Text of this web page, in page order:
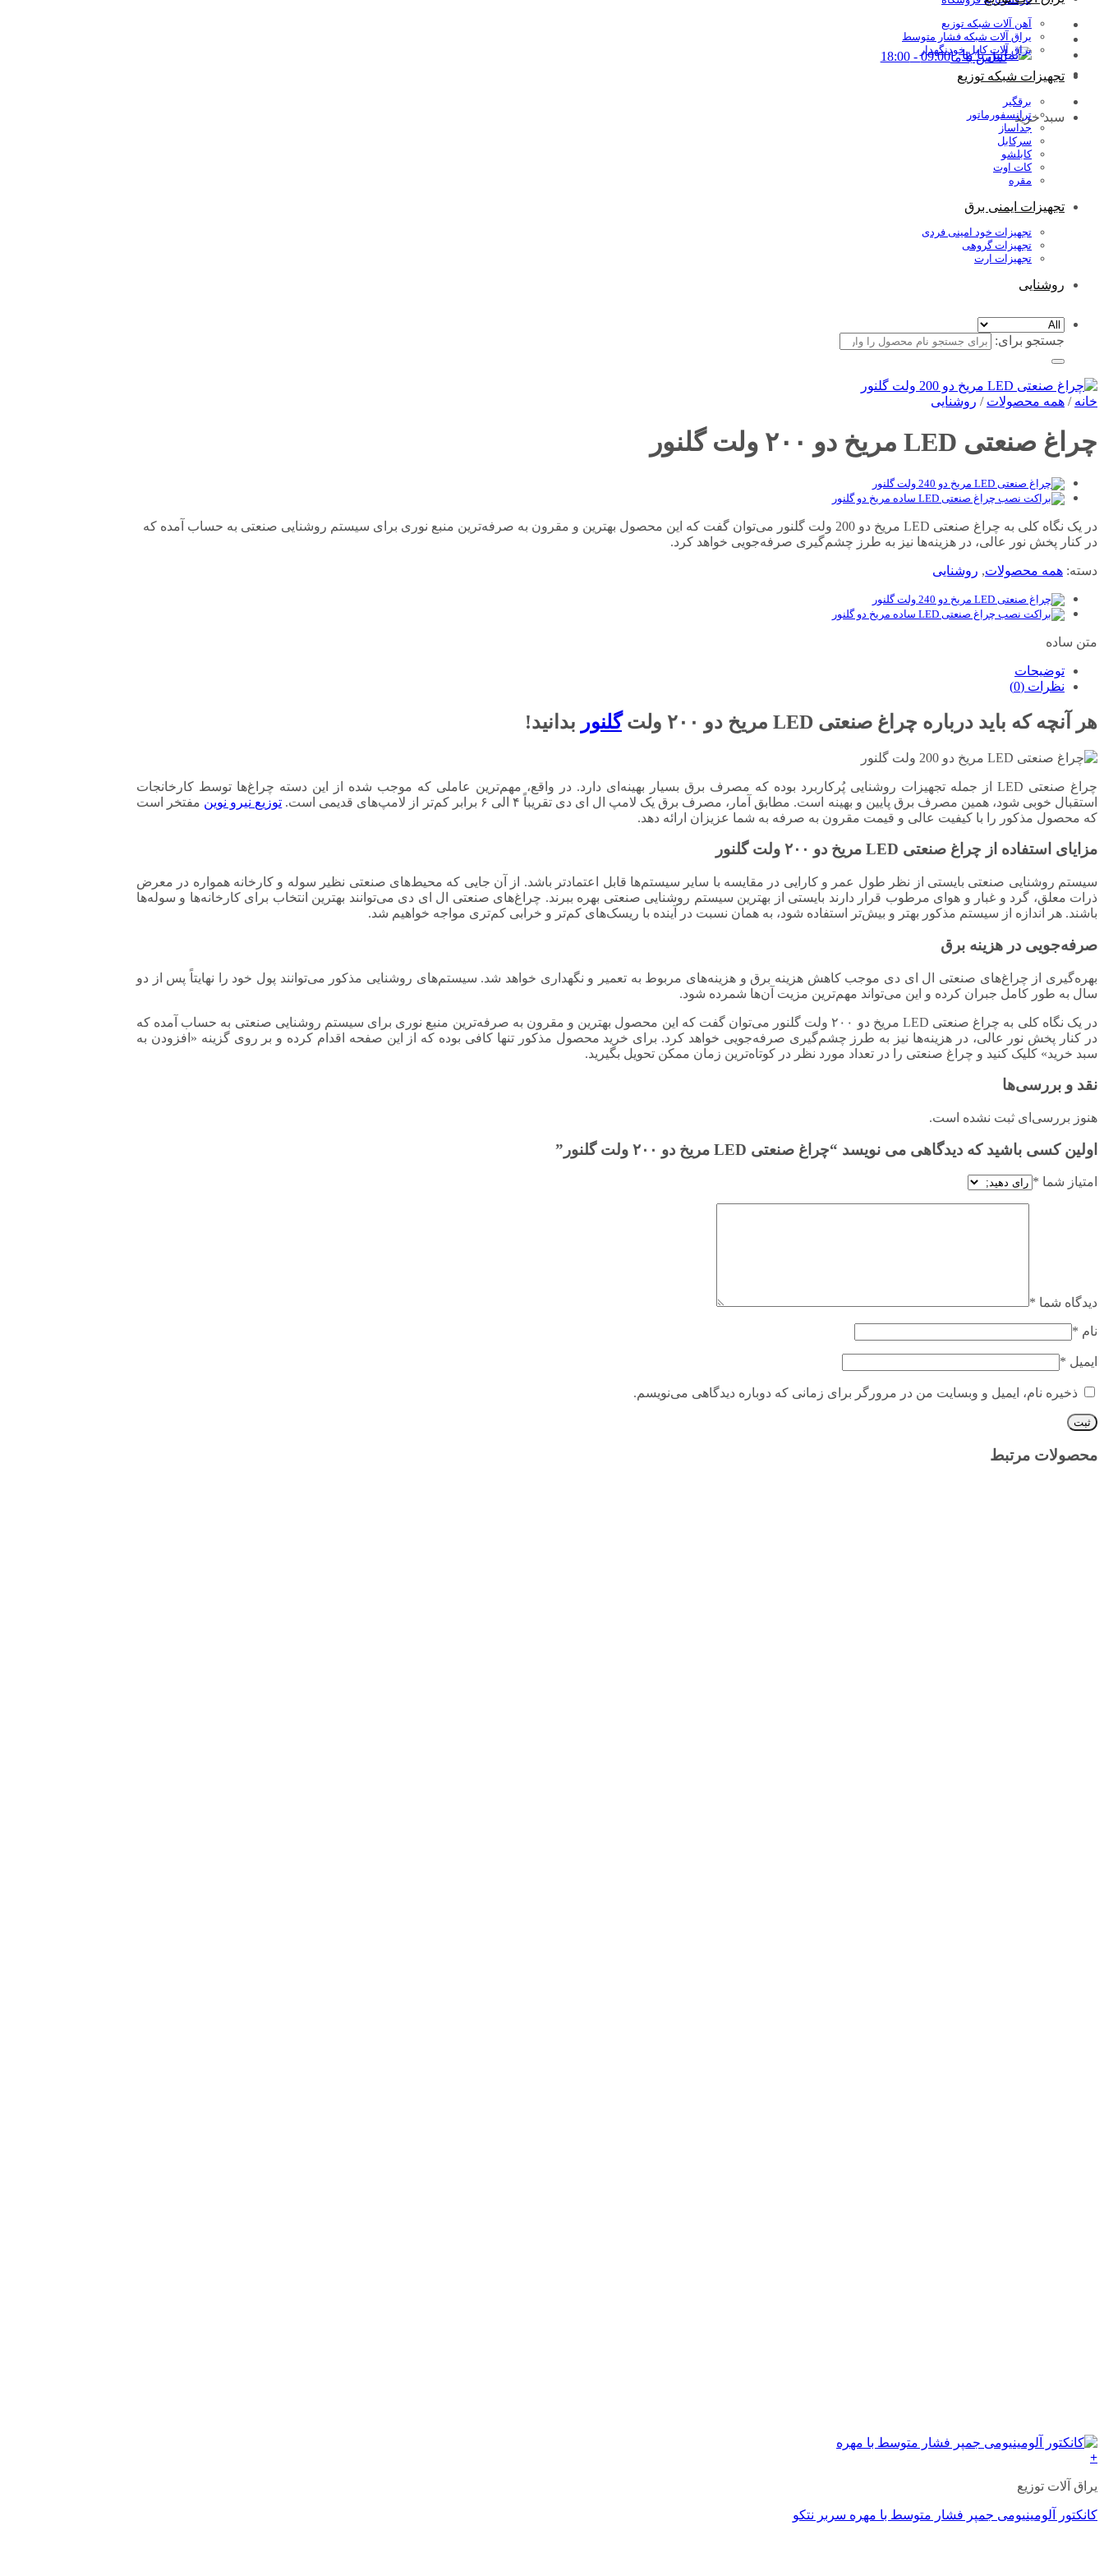
تماس با ما09:00 - 18:00
سبد خرید
آهن آلات شبکه توزیع
یراق آلات شبکه فشار متوسط
یراق آلات کابل خودنگهدار
تجهیزات شبکه توزیع
برقگیر
ترانسفورماتور
جداساز
سرکابل
کابلشو
کات اوت
مقره
تجهیزات ایمنی برق
تجهیزات خود امینی فردی
تجهیزات گروهی
تجهیزات ارت
روشنایی
جستجو برای:
خانه / همه محصولات / روشنایی
چراغ صنعتی LED مریخ دو ۲۰۰ ولت گلنور
در یک نگاه کلی به چراغ صنعتی LED مریخ دو 200 ولت گلنور می‌توان گفت که این محصول بهترین و مقرون به صرفه‌ترین منبع نوری برای سیستم روشنایی صنعتی به حساب آمده که
در کنار پخش نور عالی، در هزینه‌ها نیز به طرز چشم‌گیری صرفه‌جویی خواهد کرد.
دسته: همه محصولات, روشنایی
متن ساده
توضیحات
نظرات (0)
هر آنچه که باید درباره چراغ صنعتی LED مریخ دو ۲۰۰ ولت گلنور بدانید!
چراغ صنعتی LED از جمله تجهیزات روشنایی پُرکاربرد بوده که مصرف برق بسیار بهینه‌ای دارد. در واقع، مهم‌ترین عاملی که موجب شده از این دسته چراغ‌ها توسط کارخانجات
استقبال خوبی شود، همین مصرف برق پایین و بهینه است. مطابق آمار، مصرف برق یک لامپ ال ای دی تقریباً ۴ الی ۶ برابر کم‌تر از لامپ‌های قدیمی است.
توزیع نیرو نوین مفتخر است
که محصول مذکور را با کیفیت عالی و قیمت مقرون به صرفه به شما عزیزان ارائه دهد.
مزایای استفاده از چراغ صنعتی LED مریخ دو ۲۰۰ ولت گلنور
سیستم روشنایی صنعتی بایستی از نظر طول عمر و کارایی در مقایسه با سایر سیستم‌ها قابل اعتمادتر باشد. از آن جایی که محیط‌های صنعتی نظیر سوله و کارخانه همواره در معرض
ذرات معلق، گرد و غبار و هوای مرطوب قرار دارند بایستی از بهترین سیستم روشنایی صنعتی بهره ببرند. چراغ‌های صنعتی ال ای دی می‌توانند بهترین انتخاب برای کارخانه‌ها و سوله‌ها
باشند. هر اندازه از سیستم مذکور بهتر و بیش‌تر استفاده شود، به همان نسبت در آینده با ریسک‌های کم‌تر و خرابی کم‌تری مواجه خواهیم شد.
صرفه‌جویی در هزینه برق
بهره‌گیری از چراغ‌های صنعتی ال ای دی موجب کاهش هزینه برق و هزینه‌های مربوط به تعمیر و نگهداری خواهد شد. سیستم‌های روشنایی مذکور می‌توانند پول خود را نهایتاً پس از دو
سال به طور کامل جبران کرده و این می‌تواند مهم‌ترین مزیت آن‌ها شمرده شود.
در یک نگاه کلی به چراغ صنعتی LED مریخ دو ۲۰۰ ولت گلنور می‌توان گفت که این محصول بهترین و مقرون به صرفه‌ترین منبع نوری برای سیستم روشنایی صنعتی به حساب آمده که
در کنار پخش نور عالی، در هزینه‌ها نیز به طرز چشم‌گیری صرفه‌جویی خواهد کرد. برای خرید محصول مذکور تنها کافی بوده که از این صفحه اقدام کرده و بر روی گزینه «افزودن به
سبد خرید» کلیک کنید و چراغ صنعتی را در تعداد مورد نظر در کوتاه‌ترین زمان ممکن تحویل بگیرید.
نقد و بررسی‌ها
هنوز بررسی‌ای ثبت نشده است.
اولین کسی باشید که دیدگاهی می نویسد “چراغ صنعتی LED مریخ دو ۲۰۰ ولت گلنور”
امتیاز شما *
دیدگاه شما *
نام *
ایمیل *
ذخیره نام، ایمیل و وبسایت من در مرورگر برای زمانی که دوباره دیدگاهی می‌نویسم.
محصولات مرتبط
+
یراق آلات توزیع
کانکتور آلومینیومی جمپر فشار متوسط با مهره سربر نتکو